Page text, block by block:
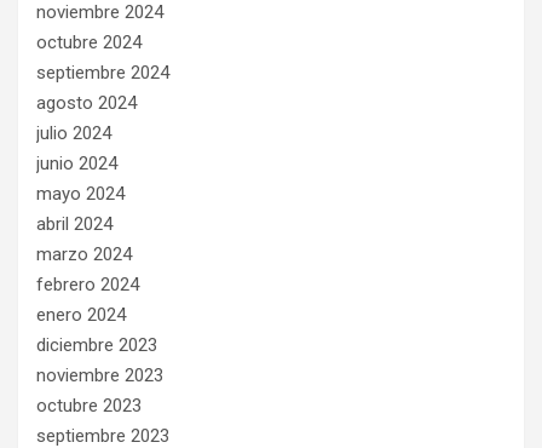
noviembre 2024
octubre 2024
septiembre 2024
agosto 2024
julio 2024
junio 2024
mayo 2024
abril 2024
marzo 2024
febrero 2024
enero 2024
diciembre 2023
noviembre 2023
octubre 2023
septiembre 2023